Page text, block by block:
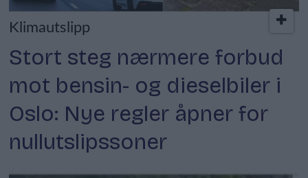
Klimautslipp
Stort steg nærmere forbud
mot bensin- og dieselbiler i
Oslo: Nye regler åpner for
nullutslipssoner